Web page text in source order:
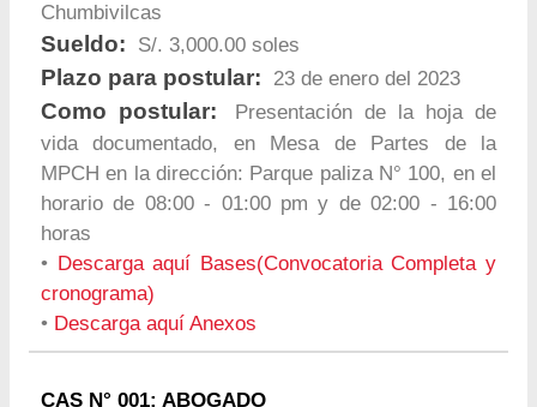
Chumbivilcas
Sueldo: S/. 3,000.00 soles
Plazo para postular: 23 de enero del 2023
Como postular:
Presentación de la hoja de
vida documentado, en Mesa de Partes de la
MPCH en la dirección: Parque paliza N° 100, en el
horario de 08:00 - 01:00 pm y de 02:00 - 16:00
horas
•
Descarga aquí Bases(Convocatoria Completa y
cronograma)
• Descarga aquí Anexos
CAS N° 001: ABOGADO